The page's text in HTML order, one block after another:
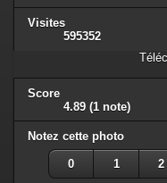
Visites
595352
Score
4.89 (1 note)
Notez cette photo
0 1 2